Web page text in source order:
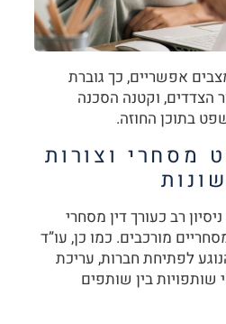
אפשריים, כך גוברת
הצדדים, וקטנה הסכנה
בתוכן החוזה.
מסחרי וצורות
רב כעורך דין מסחרי
מורכבים. כמו כן, עו”ד
לפתיחת חברות, עריכת
שותפויות בין שותפים